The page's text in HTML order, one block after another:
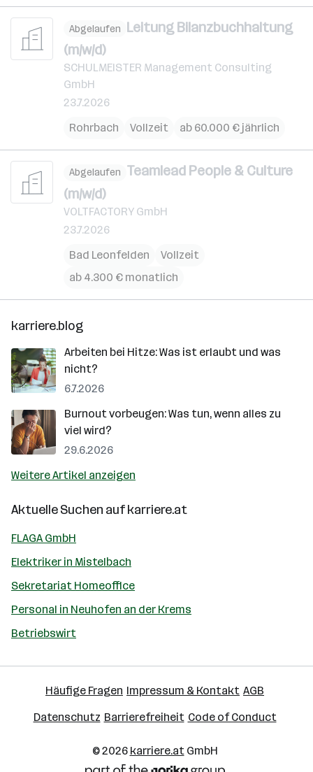
Abgelaufen Leitung Bilanzbuchhaltung
(m/w/d)
SCHULMEISTER Management Consulting
GmbH
23.7.2026
Rohrbach
Vollzeit ab 60.000 € jährlich
Abgelaufen Teamlead People & Culture
(m/w/d)
VOLTFACTORY GmbH
23.7.2026
Bad Leonfelden
Vollzeit
ab 4.300 € monatlich
karriere.blog
Arbeiten bei Hitze: Was ist erlaubt und was
nicht?
6.7.2026
Burnout vorbeugen: Was tun, wenn alles zu
viel wird?
29.6.2026
Weitere Artikel anzeigen
Aktuelle Suchen aufkarriere.at
FLAGA GmbH
Elektriker in Mistelbach
Sekretariat Homeoffice
Personal in Neuhofen an der Krems
Betriebswirt
Häufige Fragen Impressum & Kontakt AGB
Datenschutz Barrierefreiheit Code of Conduct
© 2026 karriere.at GmbH